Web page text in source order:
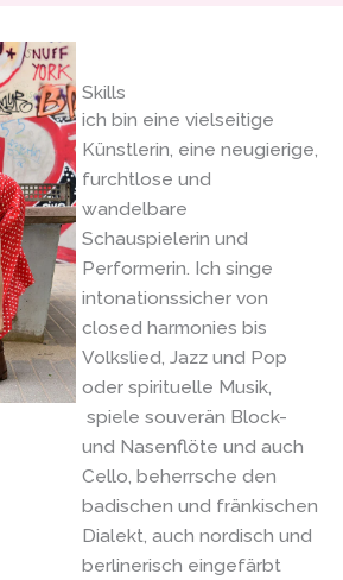
Skills
ich bin eine vielseitige
Künstlerin, eine neugierige,
furchtlose und
wandelbare
Schauspielerin und
Performerin. Ich singe
intonationssicher von
closed harmonies bis
Volkslied, Jazz und Pop
oder spirituelle Musik,
spiele souverän Block-
und Nasenflöte und auch
Cello, beherrsche den
badischen und fränkischen
Dialekt, auch nordisch und
berlinerisch eingefärbt